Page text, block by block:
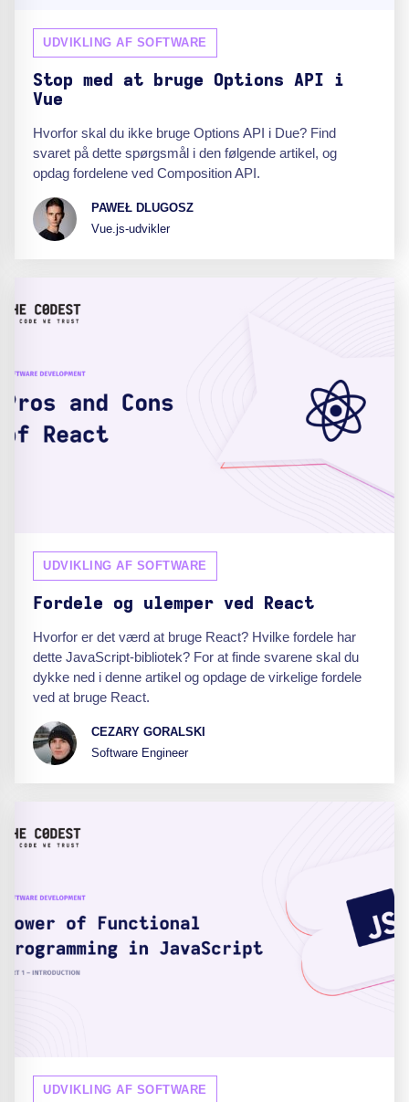
UDVIKLING AF SOFTWARE
Stop med at bruge Options API i
Vue
Hvorfor skal du ikke bruge Options API i Due? Find
svaret på dette spørgsmål i den følgende artikel, og
opdag fordelene ved Composition API.
PAWEŁ DLUGOSZ
Vue.js-udvikler
UDVIKLING AF SOFTWARE
Fordele og ulemper ved React
Hvorfor er det værd at bruge React? Hvilke fordele har
dette JavaScript-bibliotek? For at finde svarene skal du
dykke ned i denne artikel og opdage de virkelige fordele
ved at bruge React.
CEZARY GORALSKI
Software Engineer
UDVIKLING AF SOFTWARE